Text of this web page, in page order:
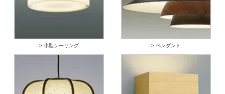
> 小型シーリング > ペンダント